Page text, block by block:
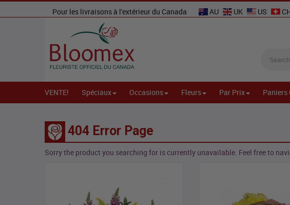
Pour les livraisons à l'extérieur du Canada AU UK US
VENTE! Spéciaux Occasions Fleurs Par Prix Paniers
404 Error Page
Sorry the product you searching for is currently unavailable. Feel free to